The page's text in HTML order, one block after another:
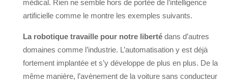
médical. Rien ne semble hors de portée de l’intelligence
artificielle comme le montre les exemples suivants.
La robotique travaille pour notre liberté dans d’autres
domaines comme l’industrie. L’automatisation y est déjà
fortement implantée et s’y développe de plus en plus. De la
même manière, l’avènement de la voiture sans conducteur